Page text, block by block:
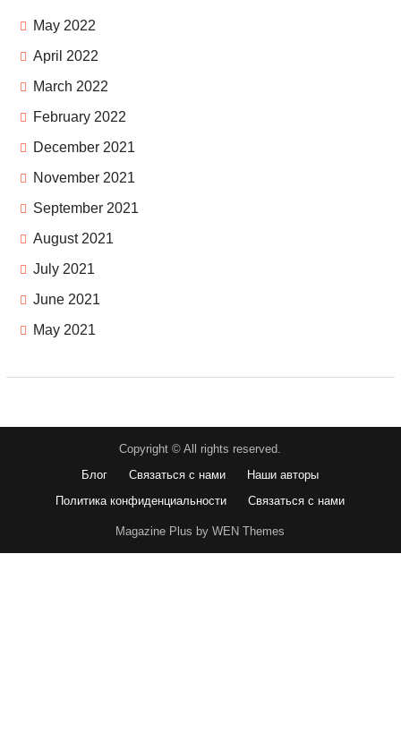
May 2022
April 2022
March 2022
February 2022
December 2021
November 2021
September 2021
August 2021
July 2021
June 2021
May 2021
Copyright © All rights reserved.
Блог
Связаться с нами
Наши авторы
Политика конфиденциальности
Связаться с нами
Magazine Plus by WEN Themes